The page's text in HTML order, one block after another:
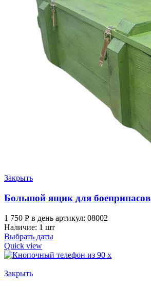
Закрыть
Большой ящик для боеприпасов
1 750 Р в день артикул: 08002
Наличие: 1 шт
Выбрать даты
Quick view
Закрыть